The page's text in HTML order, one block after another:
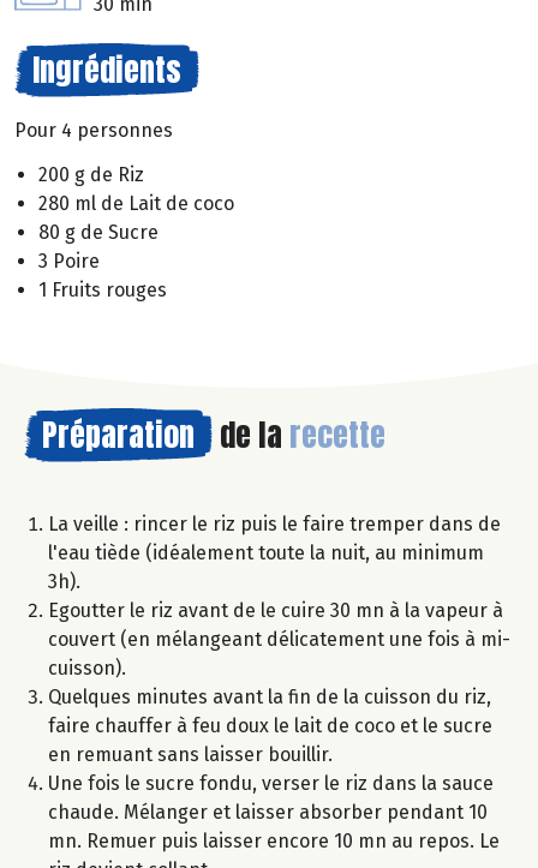
Ingrédients
Pour 4 personnes
200 g de Riz
280 ml de Lait de coco
80 g de Sucre
3 Poire
1 Fruits rouges
Préparation de la recette
La veille : rincer le riz puis le faire tremper dans de
l'eau tiède (idéalement toute la nuit, au minimum
3h).
Egoutter le riz avant de le cuire 30 mn à la vapeur à
couvert (en mélangeant délicatement une fois à mi-
cuisson).
Quelques minutes avant la fin de la cuisson du riz,
faire chauffer à feu doux le lait de coco et le sucre
en remuant sans laisser bouillir.
Une fois le sucre fondu, verser le riz dans la sauce
chaude. Mélanger et laisser absorber pendant 10
mn. Remuer puis laisser encore 10 mn au repos. Le